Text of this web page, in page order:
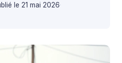
le 21 mai 2026·